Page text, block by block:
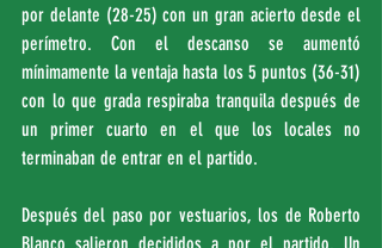
por delante (28-25) con un gran acierto desde el
perímetro. Con el descanso se aumentó
mínimamente la ventaja hasta los 5 puntos (36-31)
con lo que grada respiraba tranquila después de
un primer cuarto en el que los locales no
terminaban de entrar en el partido.
Después del paso por vestuarios, los de Roberto